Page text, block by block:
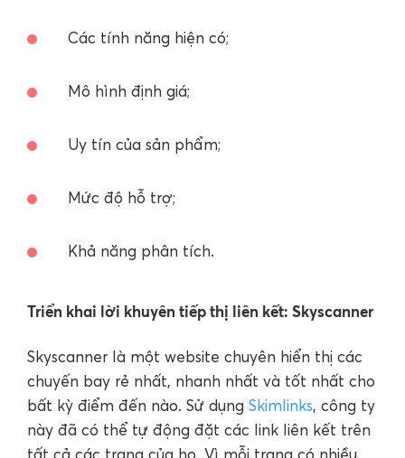
Các tính năng hiện có;
Mô hình định giá;
Uy tín của sản phẩm;
Mức độ hỗ trợ;
Khả năng phân tích.
Triển khai lời khuyên tiếp thị liên kết: Skyscanner
Skyscanner là một website chuyên hiển thị các
chuyến bay rẻ nhất, nhanh nhất và tốt nhất cho
bất kỳ điểm đến nào. Sử dụng Skimlinks, công ty
này đã có thể tự động đặt các link liên kết trên
tất cả các trang của họ. Vì mỗi trang có nhiều